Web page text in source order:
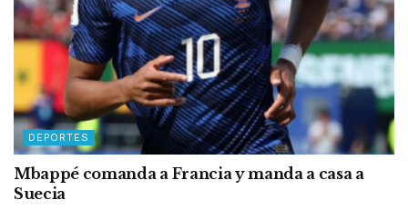
DEPORTES
Mbappé comanda a Francia y manda a casa a
Suecia